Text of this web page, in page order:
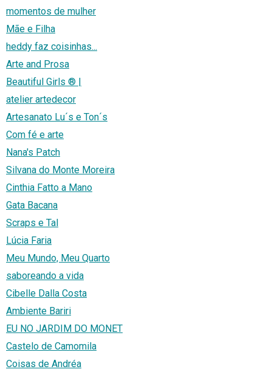
momentos de mulher
Mãe e Filha
heddy faz coisinhas...
Arte and Prosa
Beautiful Girls ® |
atelier artedecor
Artesanato Lu´s e Ton´s
Com fé e arte
Nana's Patch
Silvana do Monte Moreira
Cinthia Fatto a Mano
Gata Bacana
Scraps e Tal
Lúcia Faria
Meu Mundo, Meu Quarto
saboreando a vida
Cibelle Dalla Costa
Ambiente Bariri
EU NO JARDIM DO MONET
Castelo de Camomila
Coisas de Andréa